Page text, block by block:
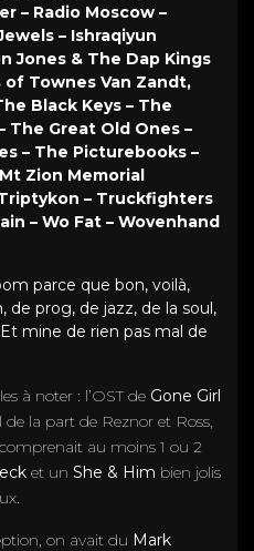
– Radio Moscow –
– Ishraqiyun
Jones & The Dap Kings
of Townes Van Zandt,
Black Keys – The
The Great Old Ones –
– The Picturebooks –
Zion Memorial
– Truckfighters
– Wo Fat – Wovenhand
parce que bon, voilà,
de prog, de jazz, de la soul,
mine de rien pas mal de
à noter : l’OST de Gone Girl
la part de Reznor et Ross,
au moins 1 ou 2
et un She & Him bien jolis
on avait du Mark